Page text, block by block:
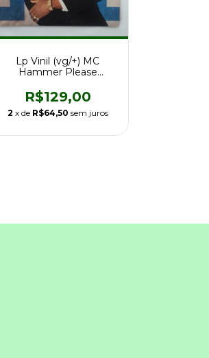
Lp Vinil (vg/+) MC
Hammer Please
'Em Ed Br
R$129,00
2 x de R$64,50 sem juros